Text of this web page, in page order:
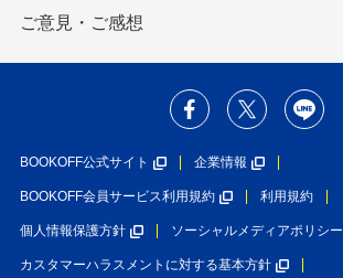
ご意見・ご感想
BOOKOFF公式サイト 企業情報
BOOKOFF会員サービス利用規約 利用規約
個人情報保護方針 ソーシャルメディアポリシー
カスタマーハラスメントに対する基本方針